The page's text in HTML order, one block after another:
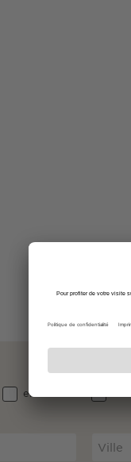
en voiture